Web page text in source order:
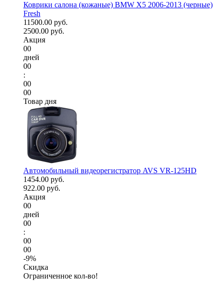
Коврики салона (кожаные) BMW X5 2006-2013 (черные)
Fresh
11500.00 руб.
2500.00 руб.
Акция
00
дней
00
:
00
00
Товар дня
Автомобильный видеорегистратор AVS VR-125HD
1454.00 руб.
922.00 руб.
Акция
00
дней
00
:
00
00
-9%
Скидка
Ограниченное кол-во!